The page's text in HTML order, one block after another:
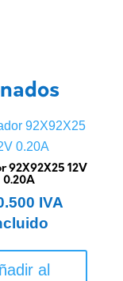
92X92X25 12V
0.20A
IVA
al